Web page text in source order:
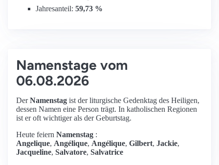
Jahresanteil: 59,73 %
Namenstage vom
06.08.2026
DerNamenstag ist der liturgische Gedenktag des Heiligen,
dessen Namen eine Person trägt. In katholischen Regionen
ist er oft wichtiger als der Geburtstag.
Heute feiern Namenstag :
Angelique, Angélique, Angélique, Gilbert, Jackie,
Jacqueline, Salvatore, Salvatrice